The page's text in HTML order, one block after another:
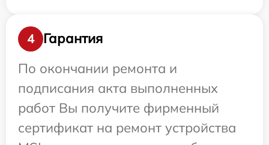
4
Гарантия
По окончании ремонта и
подписания акта выполненных
работ Вы получите фирменный
сертификат на ремонт устройства